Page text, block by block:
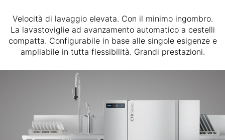
Velocità di lavaggio elevata. Con il minimo ingombro.
La lavastoviglie ad avanzamento automatico a cestelli
compatta. Configurabile in base alle singole esigenze e
ampliabile in tutta flessibilità. Grandi prestazioni.